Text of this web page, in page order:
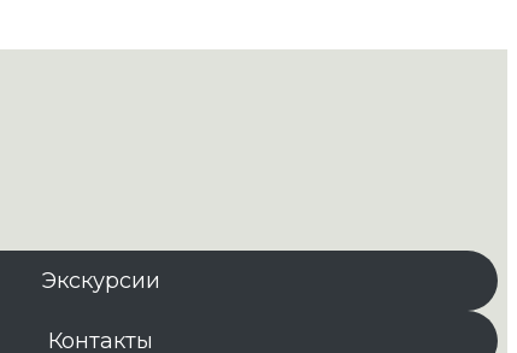
Экскурсии
Контакты